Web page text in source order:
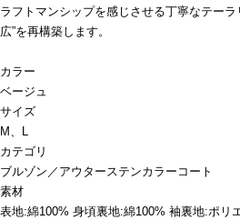
ラフトマンシップを感じさせる丁寧なテー
広”を再構築します。
カラー
ベージュ
サイズ
M、L
カテゴリ
ブルゾン／アウターステンカラーコート
素材
表地:綿100% 身頃裏地:綿100% 袖裏地:ポリ